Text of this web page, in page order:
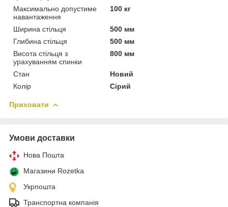
Максимально допустиме
навантаження
100 кг
Ширина стільця
500 мм
Глибина стільця
500 мм
Висота стільця з
урахуванням спинки
800 мм
Стан
Новий
Колір
Сірий
Приховати
Умови доставки
Нова Пошта
Магазини Rozetka
Укрпошта
Транспортна компанія